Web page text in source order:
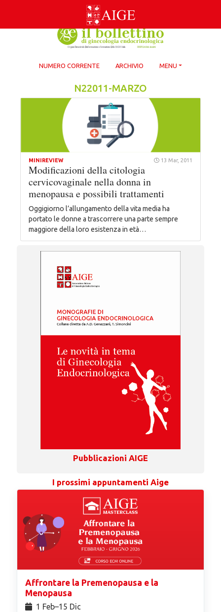
NUMERO CORRENTE ARCHIVIO MENU
N22011-MARZO
MINIREVIEW 13 Mar, 2011
Modificazioni della citologia
cervicovaginale nella donna in
menopausa e possibili trattamenti
Oggigiorno l’allungamento della vita media ha
portato le donne a trascorrere una parte sempre
maggiore della loro esistenza in età…
Pubblicazioni AIGE
I prossimi appuntamenti Aige
Affrontare la Premenopausa e la
Menopausa
1 Feb⁠–15 Dic